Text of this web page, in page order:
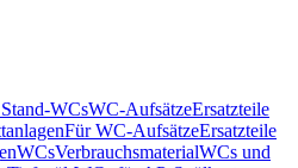
WCsWC-AufsätzeErsatzteile
Für WC-AufsätzeErsatzteile
WCsVerbrauchsmaterialWCs und